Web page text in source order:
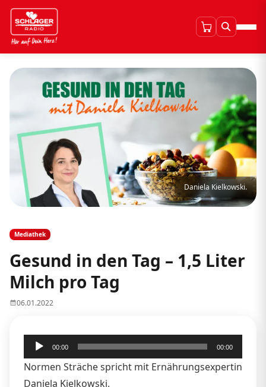
Daniela Kielkowski.
Mediathek
Gesund in den Tag – 1,5 Liter
Milch pro Tag
06.01.2022
Audio-
Player
00:00 00:00
Normen Sträche spricht mit Ernährungsexpertin
Daniela Kielkowski.